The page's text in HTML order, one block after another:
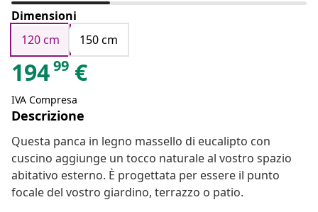
Dimensioni
120 cm
150 cm
19499 €
IVA Compresa
Descrizione
Questa panca in legno massello di eucalipto con
cuscino aggiunge un tocco naturale al vostro spazio
abitativo esterno. È progettata per essere il punto
focale del vostro giardino, terrazzo o patio.